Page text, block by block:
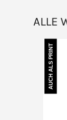
ALLE
AUCH ALS PRINT